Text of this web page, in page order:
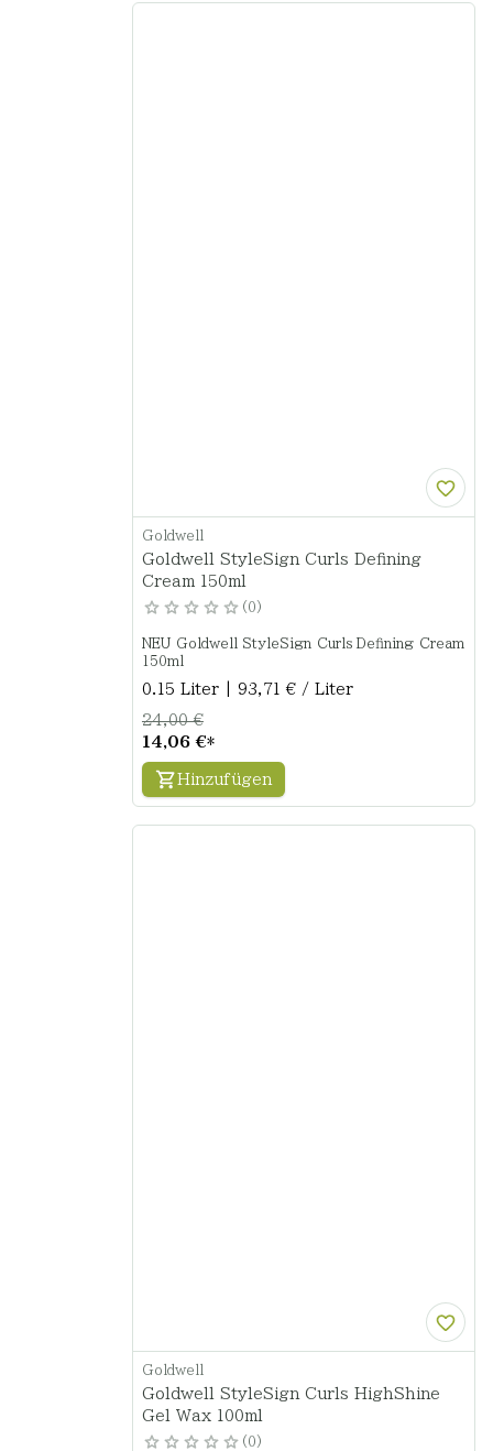
Goldwell
Goldwell StyleSign Curls Defining
Cream 150ml
0
NEU Goldwell StyleSign Curls Defining Cream
150ml
0.15 Liter | 93,71 € / Liter
14,06 €*
24,00 €
Hinzufügen
Goldwell
Goldwell StyleSign Curls HighShine
Gel Wax 100ml
0